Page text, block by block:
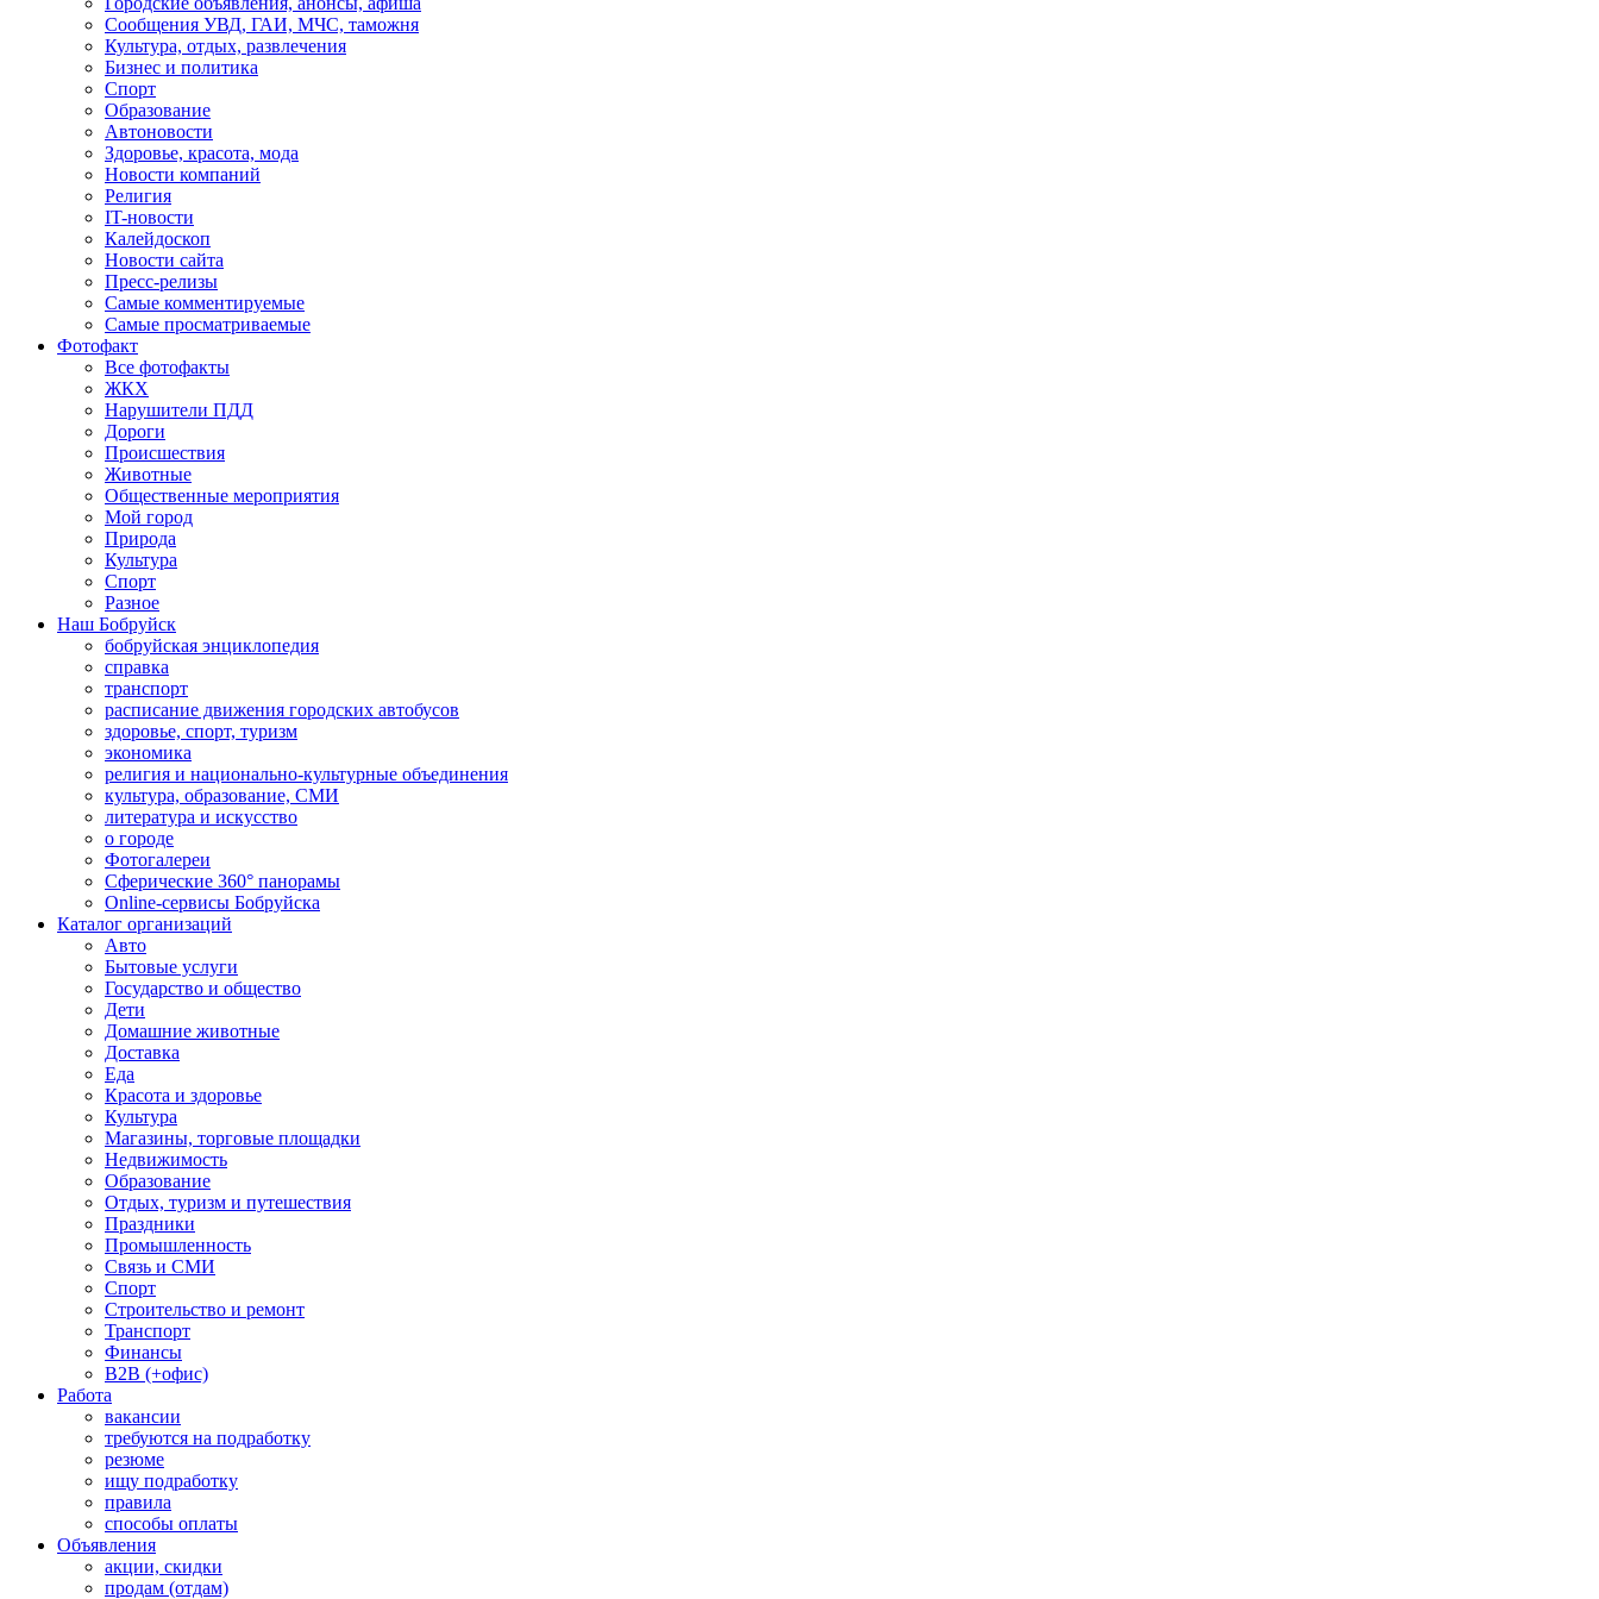
Сообщения УВД, ГАИ, МЧС, таможня
Культура, отдых, развлечения
Бизнес и политика
Спорт
Образование
Автоновости
Здоровье, красота, мода
Новости компаний
Религия
IT-новости
Калейдоскоп
Новости сайта
Пресс-релизы
Самые комментируемые
Самые просматриваемые
Фотофакт
Все фотофакты
ЖКХ
Нарушители ПДД
Дороги
Происшествия
Животные
Общественные мероприятия
Мой город
Природа
Культура
Спорт
Разное
Наш Бобруйск
бобруйская энциклопедия
справка
транспорт
расписание движения городских автобусов
здоровье, спорт, туризм
экономика
религия и национально-культурные объединения
культура, образование, СМИ
литература и искусство
о городе
Фотогалереи
Сферические 360° панорамы
Online-сервисы Бобруйска
Каталог организаций
Авто
Бытовые услуги
Государство и общество
Дети
Домашние животные
Доставка
Еда
Красота и здоровье
Культура
Магазины, торговые площадки
Недвижимость
Образование
Отдых, туризм и путешествия
Праздники
Промышленность
Связь и СМИ
Спорт
Строительство и ремонт
Транспорт
Финансы
B2B (+офис)
Работа
вакансии
требуются на подработку
резюме
ищу подработку
правила
способы оплаты
Объявления
акции, скидки
продам (отдам)